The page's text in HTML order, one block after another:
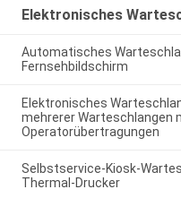
Elektronisches
Automatisches
Fernsehbildschirm
Elektronisches
mehrerer Warteschlangen
Operatorübertragungen
Selbstservice-Kiosk-
Thermal-Drucker